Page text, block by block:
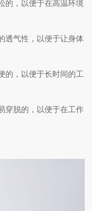
的，以便于在高温环境
透气性，以便于让身体
的，以便于长时间的工
穿脱的，以便于在工作